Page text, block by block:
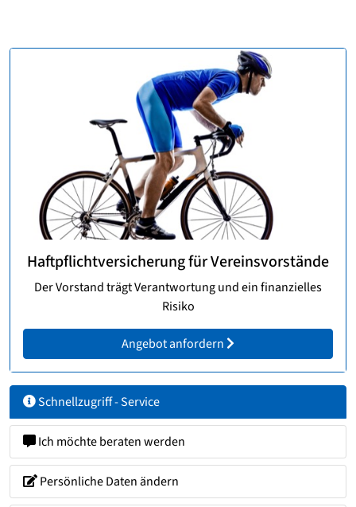
Haftpflichtversicherung für Vereinsvorstände
Der Vorstand trägt Verantwortung und ein finanzielles
Risiko
Angebot anfordern
Schnellzugriff - Service
Ich möchte beraten werden
Persönliche Daten ändern